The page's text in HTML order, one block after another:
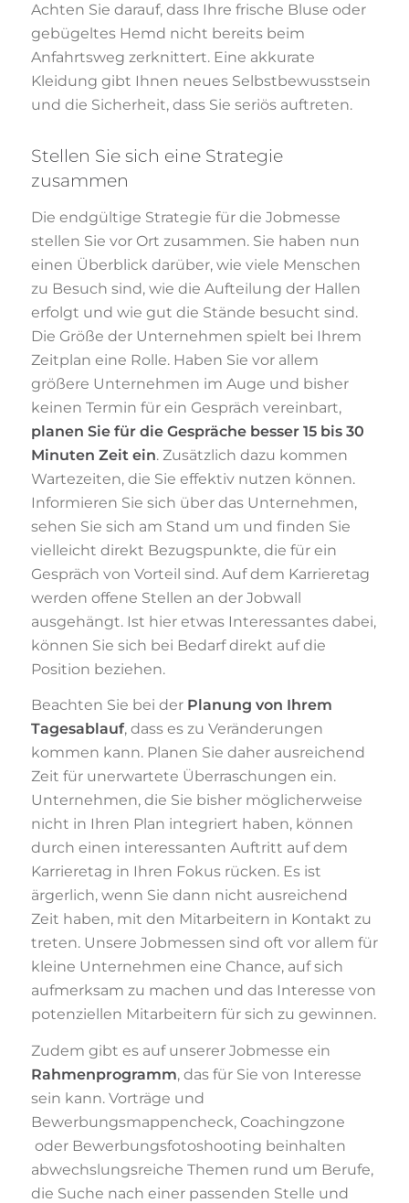
Achten Sie darauf, dass Ihre frische Bluse oder
gebügeltes Hemd nicht bereits beim
Anfahrtsweg zerknittert. Eine akkurate
Kleidung gibt Ihnen neues Selbstbewusstsein
und die Sicherheit, dass Sie seriös auftreten.
Stellen Sie sich eine Strategie
zusammen
Die endgültige Strategie für die Jobmesse
stellen Sie vor Ort zusammen. Sie haben nun
einen Überblick darüber, wie viele Menschen
zu Besuch sind, wie die Aufteilung der Hallen
erfolgt und wie gut die Stände besucht sind.
Die Größe der Unternehmen spielt bei Ihrem
Zeitplan eine Rolle. Haben Sie vor allem
größere Unternehmen im Auge und bisher
keinen Termin für ein Gespräch vereinbart,
planen Sie für die Gespräche besser 15 bis 30
Minuten Zeit ein. Zusätzlich dazu kommen
Wartezeiten, die Sie effektiv nutzen können.
Informieren Sie sich über das Unternehmen,
sehen Sie sich am Stand um und finden Sie
vielleicht direkt Bezugspunkte, die für ein
Gespräch von Vorteil sind. Auf dem Karrieretag
werden offene Stellen an der Jobwall
ausgehängt. Ist hier etwas Interessantes dabei,
können Sie sich bei Bedarf direkt auf die
Position beziehen.
Beachten Sie bei der Planung von Ihrem
Tagesablauf, dass es zu Veränderungen
kommen kann. Planen Sie daher ausreichend
Zeit für unerwartete Überraschungen ein.
Unternehmen, die Sie bisher möglicherweise
nicht in Ihren Plan integriert haben, können
durch einen interessanten Auftritt auf dem
Karrieretag in Ihren Fokus rücken. Es ist
ärgerlich, wenn Sie dann nicht ausreichend
Zeit haben, mit den Mitarbeitern in Kontakt zu
treten. Unsere Jobmessen sind oft vor allem für
kleine Unternehmen eine Chance, auf sich
aufmerksam zu machen und das Interesse von
potenziellen Mitarbeitern für sich zu gewinnen.
Zudem gibt es auf unserer Jobmesse ein
Rahmenprogramm, das für Sie von Interesse
sein kann. Vorträge und
Bewerbungsmappencheck, Coachingzone
oder Bewerbungsfotoshooting beinhalten
abwechslungsreiche Themen rund um Berufe,
die Suche nach einer passenden Stelle und